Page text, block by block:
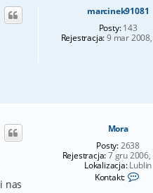
marcinek91081
Posty:143
Rejestracja:9 mar
Mora
Posty:2638
Rejestracja:7 gru 2006,
Lokalizacja:Lublin
Kontakt:
nas